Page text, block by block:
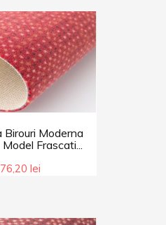
Birouri Moderna
Frascati...
76,20 lei